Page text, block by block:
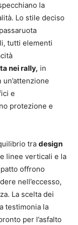
la
Lo stile deciso
tutti elementi
nei rally, in
e
protezione e
tra design
linee verticali e la
offrono
nell’eccesso,
La scelta dei
testimonia la
per l’asfalto